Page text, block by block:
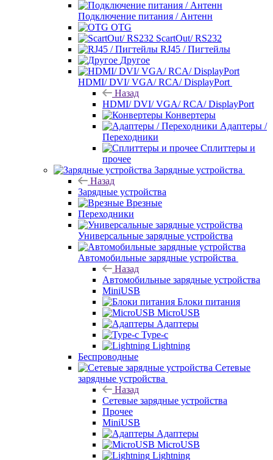
Подключение питания / Антенн
OTG
ScartOut/ RS232
RJ45 / Пигтейлы
Другое
HDMI/ DVI/ VGA/ RCA/ DisplayPort
Назад
HDMI/ DVI/ VGA/ RCA/ DisplayPort
Конвертеры
Адаптеры /
Переходники
Сплиттеры и
прочее
Зарядные устройства
Назад
Зарядные устройства
Врезные
Переходники
Универсальные зарядные устройства
Автомобильные зарядные устройства
Назад
Автомобильные зарядные устройства
MiniUSB
Блоки питания
MicroUSB
Адаптеры
Type-c
Lightning
Беспроводные
Сетевые
зарядные устройства
Назад
Сетевые зарядные устройства
Прочее
MiniUSB
Адаптеры
MicroUSB
Lightning